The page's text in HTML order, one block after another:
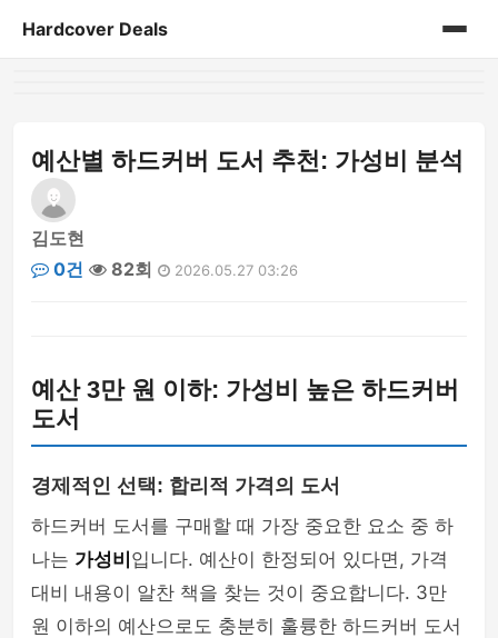
Hardcover Deals
예산별 하드커버 도서 추천: 가성비 분석
김도현
0건
82회 2026.05.27 03:26
예산 3만 원 이하: 가성비 높은 하드커버
도서
경제적인 선택: 합리적 가격의 도서
하드커버 도서를 구매할 때 가장 중요한 요소 중 하
나는 가성비 입니다. 예산이 한정되어 있다면, 가격
대비 내용이 알찬 책을 찾는 것이 중요합니다. 3만
원 이하의 예산으로도 충분히 훌륭한 하드커버 도서